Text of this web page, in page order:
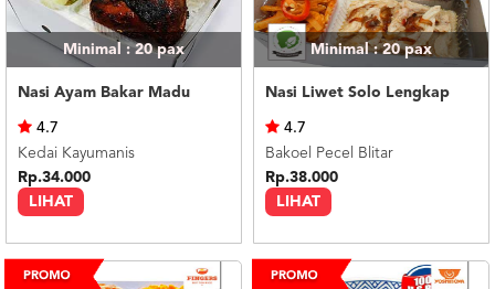
Minimal : 20pax
Nasi Ayam Bakar Madu
LIHAT
4.7
Kedai Kayumanis
Rp.34.000
Minimal : 20pax
Nasi Liwet Solo Lengkap
LIHAT
4.7
Bakoel Pecel Blitar
Rp.38.000